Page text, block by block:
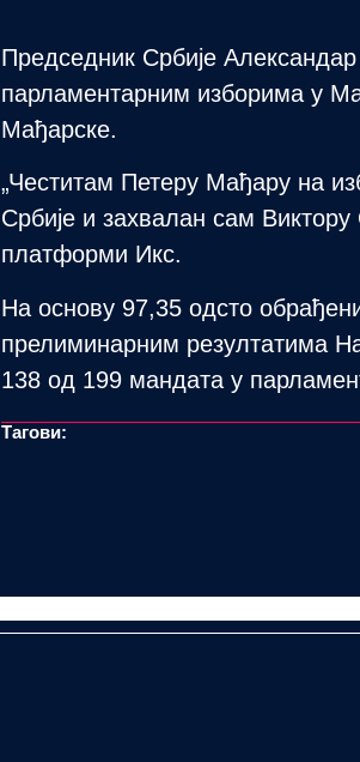
Председник Србије
парламентарним изборима у
Мађарске.
„Честитам Петеру Мађару на
Србије и захвалан сам
платформи Икс.
На основу 97,35 одсто
прелиминарним резултатима
138 од 199 мандата у
Тагови: